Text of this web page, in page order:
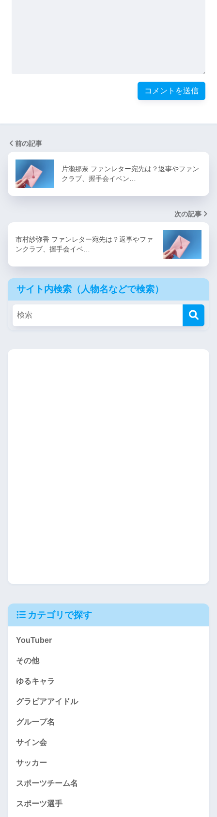
前の記事
片瀬那奈 ファンレター宛先は？返事やファン
クラブ、握手会イベン…
次の記事
市村紗弥香 ファンレター宛先は？返事やファ
ンクラブ、握手会イベ…
サイト内検索（人物名などで検索）
カテゴリで探す
YouTuber
その他
ゆるキャラ
グラビアアイドル
グループ名
サイン会
サッカー
スポーツチーム名
スポーツ選手